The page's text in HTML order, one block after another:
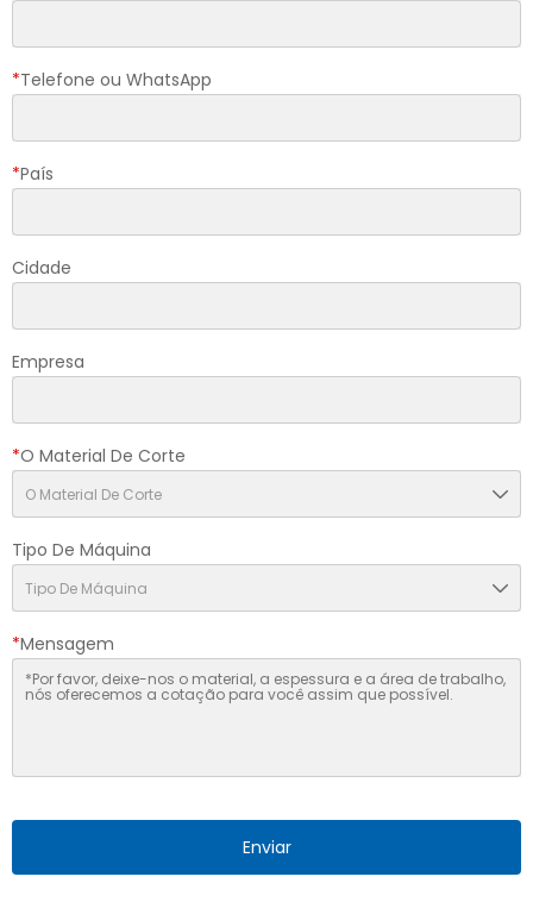
*Telefone ou WhatsApp
*País
Cidade
Empresa
*O Material De Corte
Tipo De Máquina
*Mensagem
Enviar